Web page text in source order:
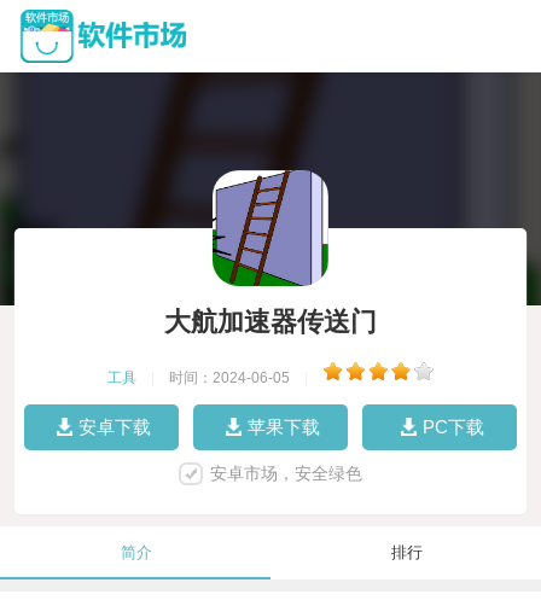
大航加速器传送门
工具 时间：2024-06-05
安卓下载 苹果下载 PC下载
安卓市场，安全绿色
简介 排行